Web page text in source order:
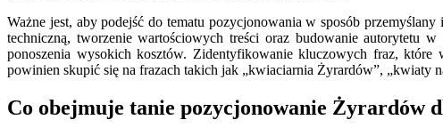
Ważne jest, aby podejść do tematu pozycjonowania w sposób
techniczną, tworzenie wartościowych treści oraz budowanie autorytetu
ponoszenia wysokich kosztów. Zidentyfikowanie kluczowych fraz,
powinien skupić się na frazach takich jak „kwiaciarnia Żyrardów”, „kwiaty
Co obejmuje tanie pozycjonowanie Żyrardów